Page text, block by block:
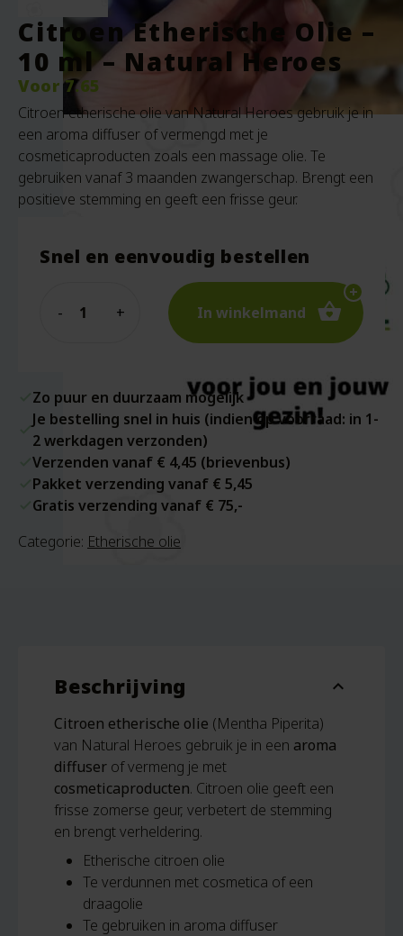
Citroen Etherische Olie –
10 ml – Natural Heroes
Voor7.65
Citroen etherische olie van Natural Heroes gebruik je in
een aroma diffuser of vermengd met je
cosmeticaproducten zoals een massage olie. Te
gebruiken vanaf 3 maanden zwangerschap. Brengt een
positieve stemming en geeft een frisse geur.
Snel en eenvoudig bestellen
In winkelmand
Zo puur en duurzaam mogelijk
Je bestelling snel in huis (indien op voorraad: in 1-
2 werkdagen verzonden)
Verzenden vanaf € 4,45 (brievenbus)
Pakket verzending vanaf € 5,45
Gratis verzending vanaf € 75,-
Categorie: Etherische olie
Beschrijving expand_more
Citroen etherische olie (Mentha Piperita)
van Natural Heroes gebruik je in een aroma
diffuser of vermeng je met
cosmeticaproducten. Citroen olie geeft een
frisse zomerse geur, verbetert de stemming
en brengt verheldering.
Etherische citroen olie
Te verdunnen met cosmetica of een
draagolie
Te gebruiken in aroma diffuser